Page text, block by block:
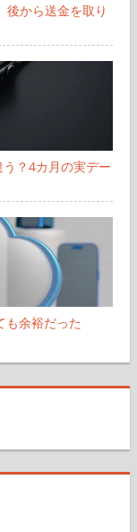
後から送金を取り
？4カ月の実デー
も余裕だった